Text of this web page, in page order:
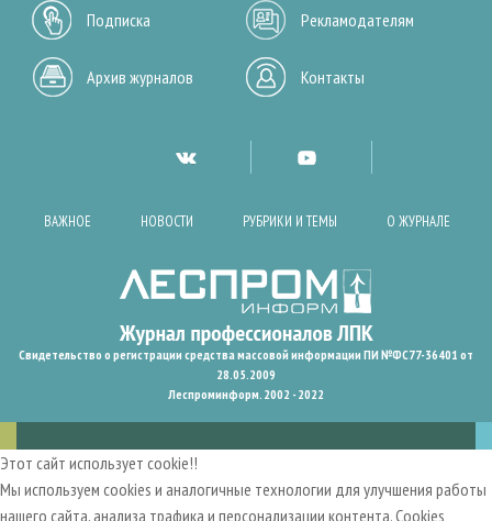
Подписка Рекламодателям
Архив журналов Контакты
ВАЖНОЕ НОВОСТИ РУБРИКИ И ТЕМЫ О ЖУРНАЛЕ
Свидетельство о регистрации средства массовой информации ПИ №ФС77-36401 от
28.05.2009
Леспроминформ. 2002 - 2022
Этот сайт использует cookie!!
Мы используем cookies и аналогичные технологии для улучшения работы
нашего сайта, анализа трафика и персонализации контента. Cookies